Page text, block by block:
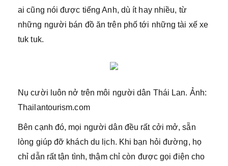
ai cũng nói được tiếng Anh, dù ít hay nhiều, từ
những người bán đồ ăn trên phố tới những tài xế xe
tuk tuk.
Nụ cười luôn nở trên môi người dân Thái Lan. Ảnh:
Thailantourism.com
Bên cạnh đó, mọi người dân đều rất cởi mở, sẵn
lòng giúp đỡ khách du lịch. Khi bạn hỏi đường, họ
chỉ dẫn rất tận tình, thậm chỉ còn được gọi điện cho